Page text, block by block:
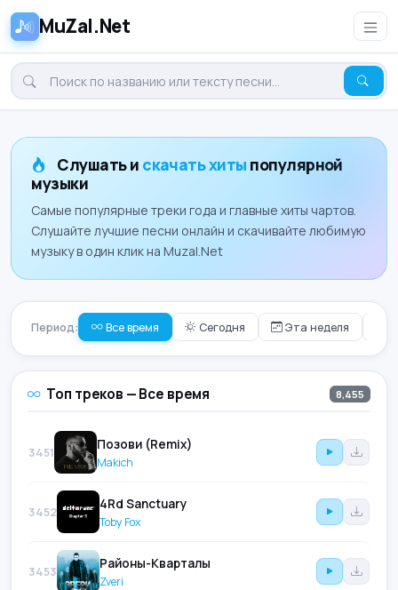
MuZal.Net
Слушать и скачать хиты популярной
музыки
Самые популярные треки года и главные хиты чартов.
Слушайте лучшие песни онлайн и скачивайте любимую
музыку в один клик на Muzal.Net
Период: Все время Сегодня Эта неделя
Топ треков — Все время 8,455
3451
Позови (Remix)
Makich
3452
4Rd Sanctuary
Toby Fox
3453
Районы-Кварталы
Zveri